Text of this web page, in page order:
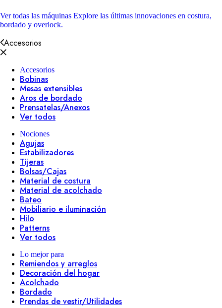
Ver todas las máquinas Explore las últimas innovaciones en costura,
bordado y overlock.
Accesorios
Accesorios
Bobinas
Mesas extensibles
Aros de bordado
Prensatelas/Anexos
Ver todos
Nociones
Agujas
Estabilizadores
Tijeras
Bolsas/Cajas
Material de costura
Material de acolchado
Bateo
Mobiliario e iluminación
Hilo
Patterns
Ver todos
Lo mejor para
Remiendos y arreglos
Decoración del hogar
Acolchado
Bordado
Prendas de vestir/Utilidades